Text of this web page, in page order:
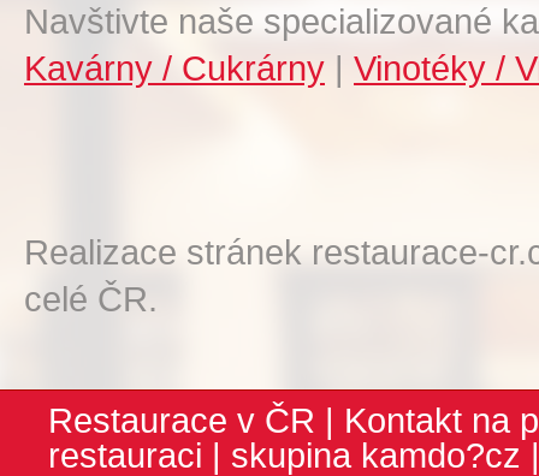
Navštivte naše specializované
Kavárny / Cukrárny | Vinotéky /
Realizace stránek restaurace-
celé ČR.
Restaurace v ČR | Kontakt na
restauraci | skupina kamdo?cz |